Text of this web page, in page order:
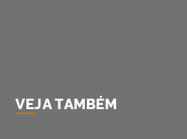
VEJA TAMBÉM